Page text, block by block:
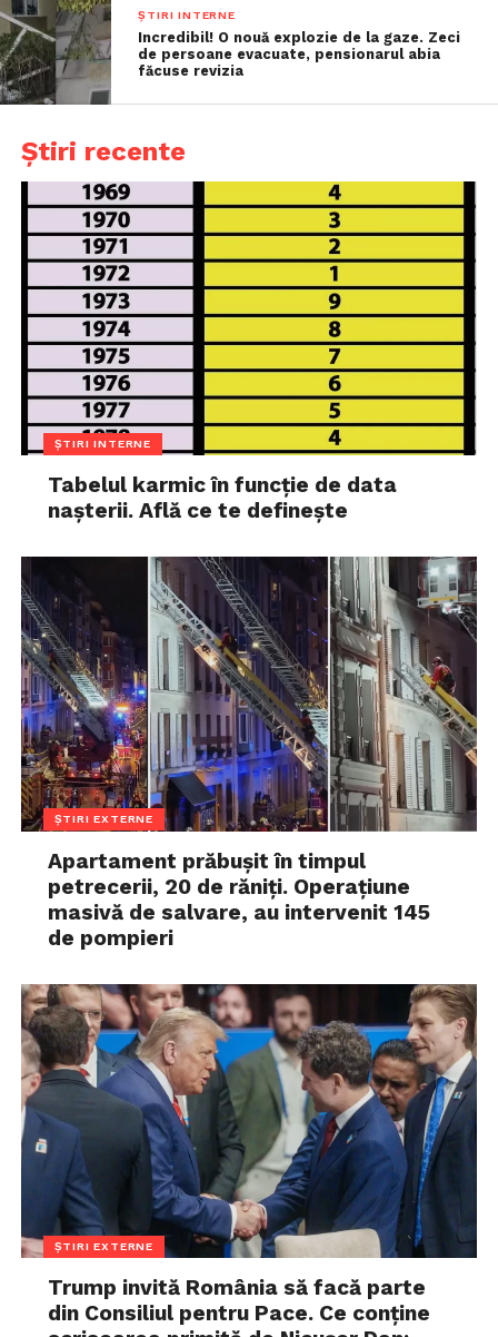
ȘTIRI INTERNE
Incredibil! O nouă explozie de la gaze. Zeci
de persoane evacuate, pensionarul abia
făcuse revizia
Știri recente
ȘTIRI INTERNE
Tabelul karmic în funcție de data
nașterii. Află ce te definește
ȘTIRI EXTERNE
Apartament prăbușit în timpul
petrecerii, 20 de răniți. Operațiune
masivă de salvare, au intervenit 145
de pompieri
ȘTIRI EXTERNE
Trump invită România să facă parte
din Consiliul pentru Pace. Ce conține